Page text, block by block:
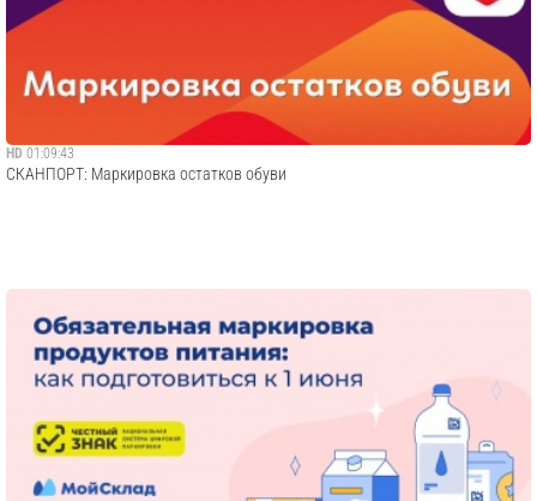
HD 01:09:43
СКАНПОРТ: Маркировка остатков обуви